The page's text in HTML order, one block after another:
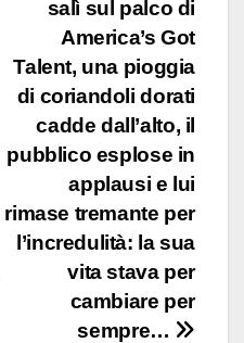
salì sul palco di
America’s Got
Talent, una pioggia
di coriandoli dorati
cadde dall’alto, il
pubblico esplose in
applausi e lui
rimase tremante per
l’incredulità: la sua
vita stava per
cambiare per
sempre…